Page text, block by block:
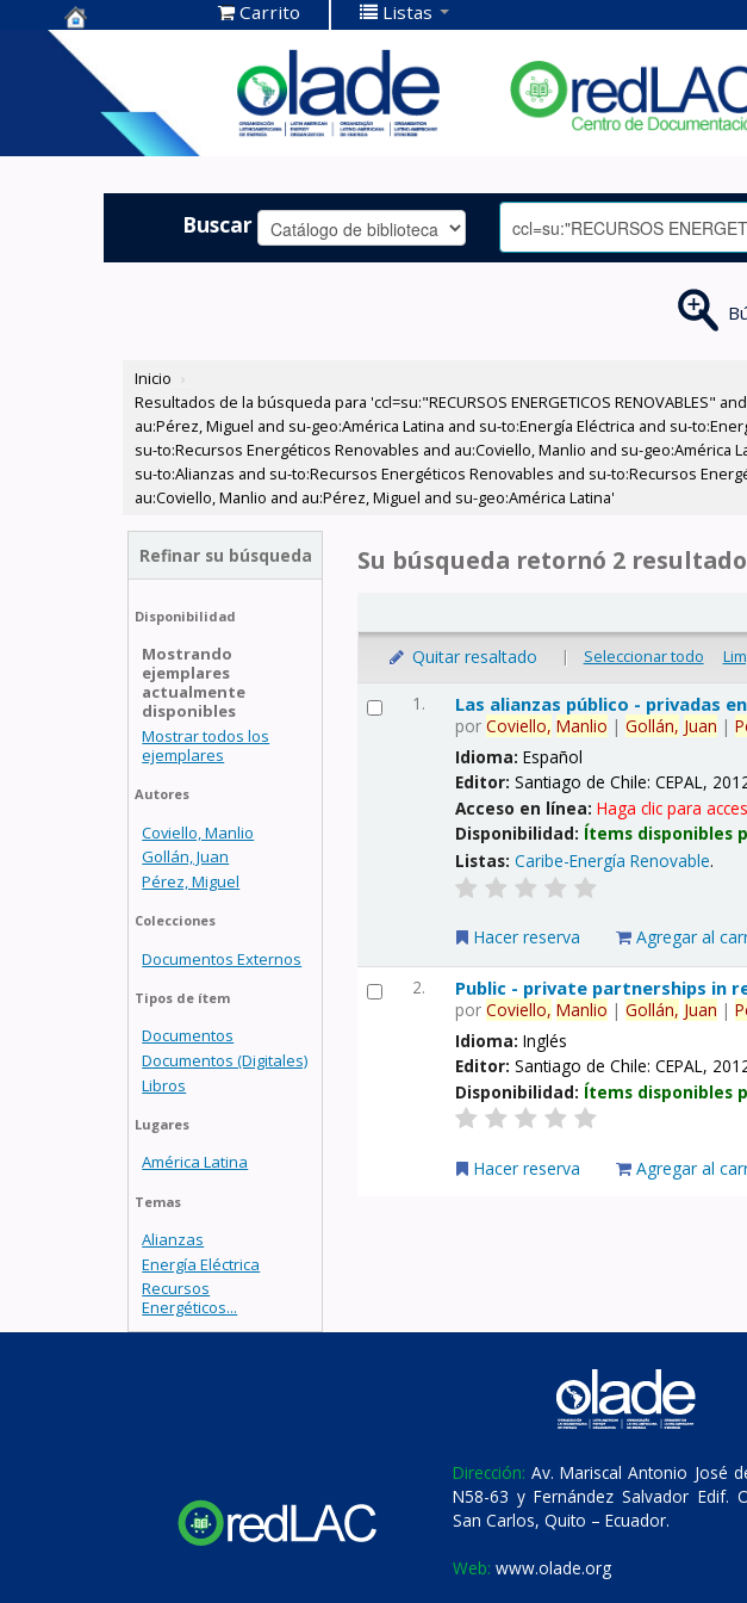
Centro de
Documentación
OLADE -
Carrito Listas
Buscar
Inicio ›
Resultados de la búsqueda para 'ccl=su:"RECURSOS ENERGETICOS RENOVABLES"
au:Pérez, Miguel and su-geo:América Latina and su-to:Energía Eléctrica and su-
su-to:Recursos Energéticos Renovables and au:Coviello, Manlio and su-geo:América
su-to:Alianzas and su-to:Recursos Energéticos Renovables and su-to:Recursos
au:Coviello, Manlio and au:Pérez, Miguel and su-geo:América Latina'
Refinar su búsqueda
Disponibilidad
Mostrando
ejemplares
actualmente
disponibles
Mostrar todos los
ejemplares
Autores
Coviello, Manlio
Gollán, Juan
Pérez, Miguel
Colecciones
Documentos Externos
Tipos de ítem
Documentos
Documentos (Digitales)
Libros
Lugares
América Latina
Temas
Alianzas
Energía Eléctrica
Recursos
Energéticos...
Su búsqueda retornó 2
Quitar resaltado | Seleccionar todo
1. Las alianzas público - privadas
porCoviello, Manlio |Gollán, Juan |
Idioma:Español
Editor:Santiago de Chile: CEPAL,
Acceso en línea:Haga clic para
Disponibilidad: Ítems disponibles
Listas: Caribe-Energía Renovable.
Hacer reserva Agregar al
2. Public - private partnerships in
porCoviello, Manlio |Gollán, Juan |
Idioma:Inglés
Editor:Santiago de Chile: CEPAL,
Disponibilidad: Ítems disponibles
Hacer reserva Agregar al
Dirección: Av. Mariscal Antonio José
N58-63 y Fernández Salvador Edif.
San Carlos, Quito – Ecuador.
Web: www.olade.org